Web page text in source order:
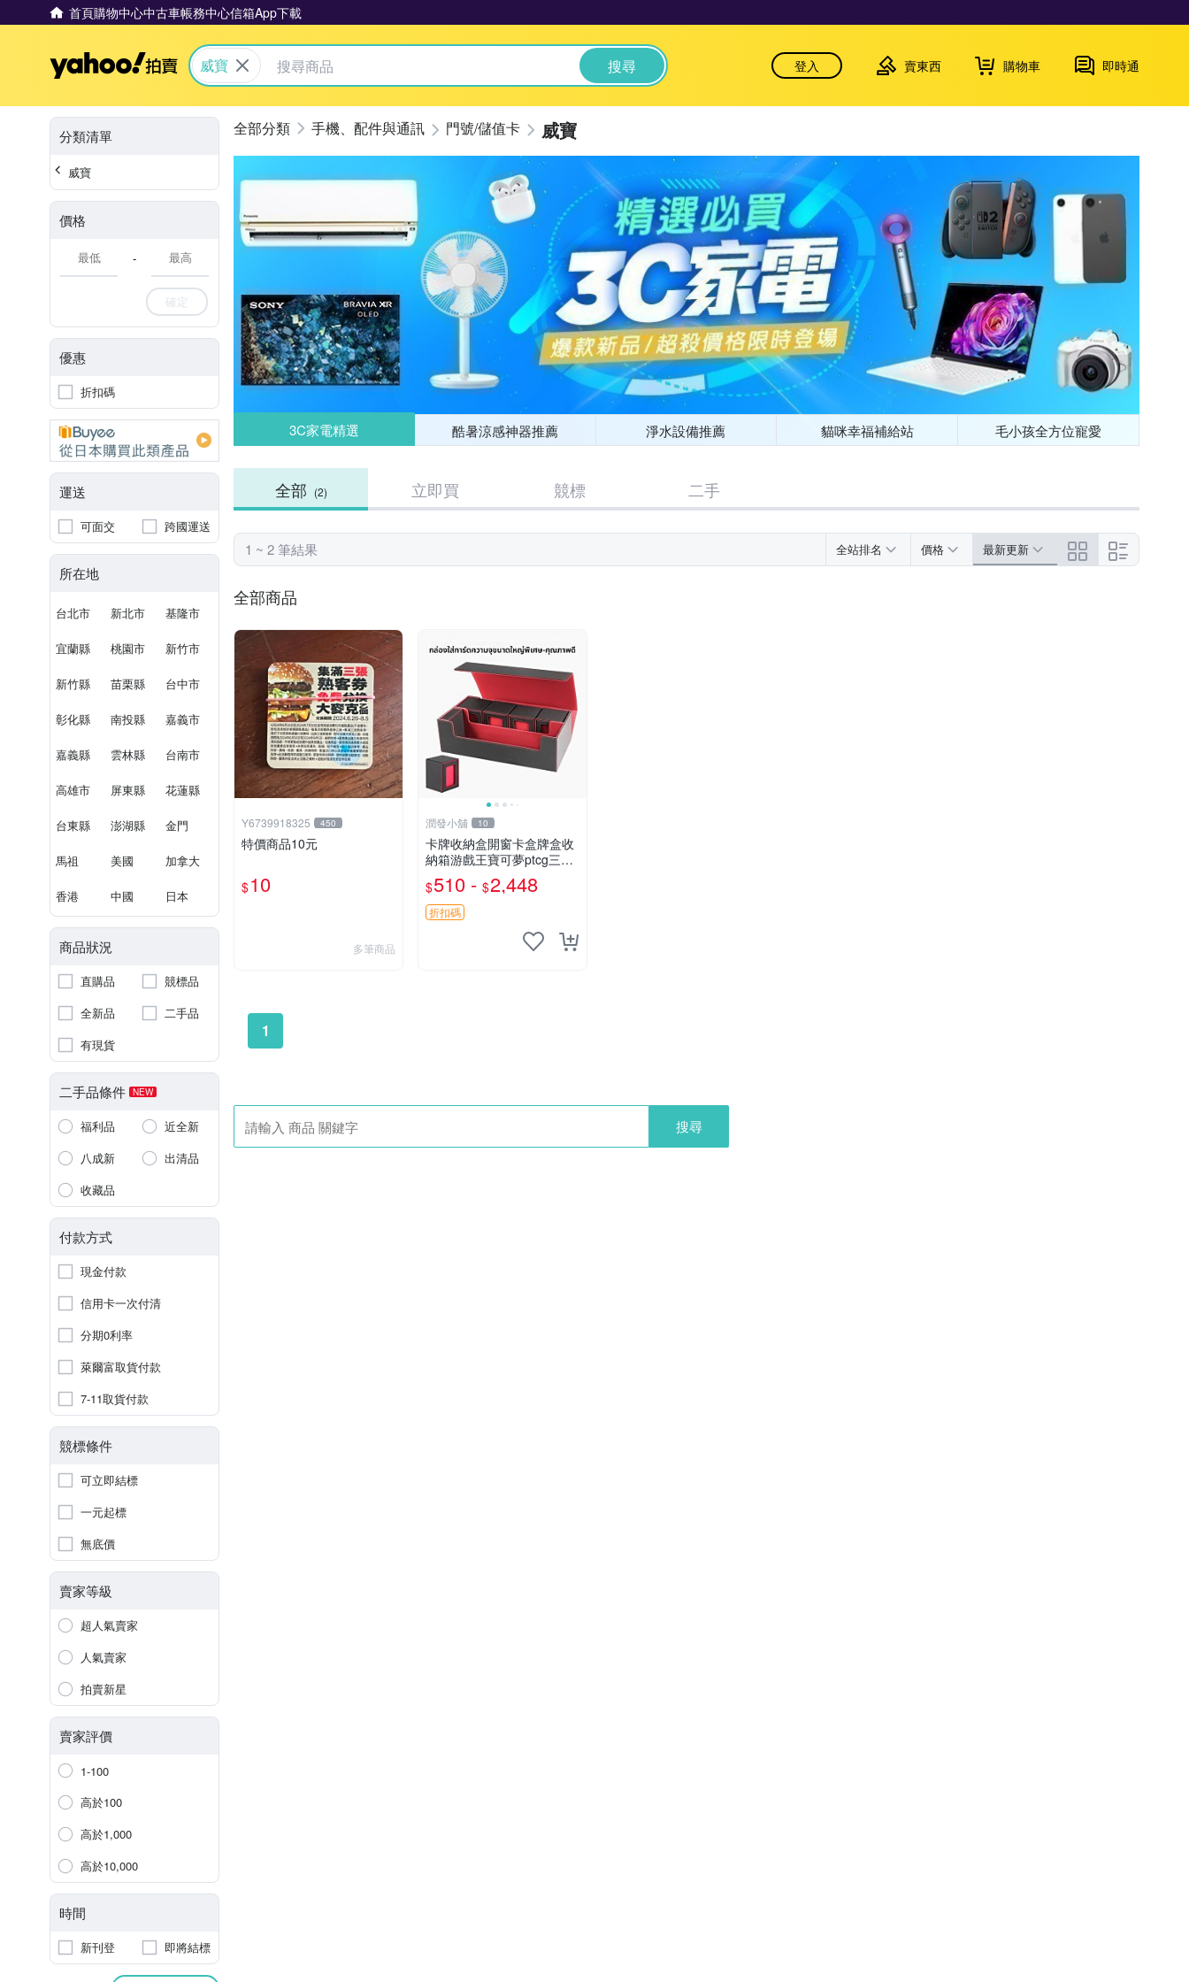
首頁購物中心中古車帳務中心信箱App下載
Yahoo拍賣
威寶 搜尋 登入 賣東西 購物車 即時通
分類清單
威寶
價格
-
確定
優惠
折扣碼
運送
可面交 跨國運送
所在地
台北市 新北市 基隆市
宜蘭縣 桃園市 新竹市
新竹縣 苗栗縣 台中市
彰化縣 南投縣 嘉義市
嘉義縣 雲林縣 台南市
高雄市 屏東縣 花蓮縣
台東縣 澎湖縣 金門
馬祖 美國 加拿大
香港 中國 日本
商品狀況
直購品
競標品
全新品
二手品
有現貨
二手品條件 NEW
福利品
近全新
八成新
出清品
收藏品
付款方式
現金付款
信用卡一次付清
分期0利率
萊爾富取貨付款
7-11取貨付款
競標條件
可立即結標
一元起標
無底價
賣家等級
超人氣賣家
人氣賣家
拍賣新星
賣家評價
1-100
高於100
高於1,000
高於10,000
時間
新刊登 即將結標
手機、配件與通訊 門號/儲值卡 威寶
3C家電精選 酷暑涼感神器推薦 淨水設備推薦 貓咪幸福補給站 毛小孩全方位寵愛
全部 (2) 立即買 競標 二手
1 ~ 2 筆結果 全站排名 價格 最新更新
全部商品
Y6739918325 450
特價商品10元
$10
多筆商品
潤發小舖 10
卡牌收納盒開窗卡盒牌盒收
納箱游戲王寶可夢ptcg三國
殺海賊王dtcg
$510 - $2,448
折扣碼
1
搜尋